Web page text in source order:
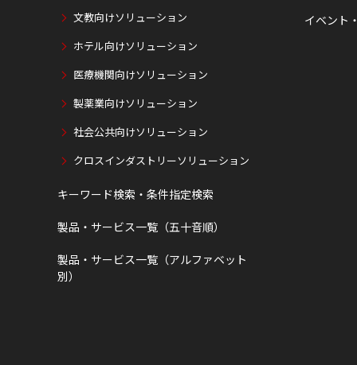
文教向けソリューション
ホテル向けソリューション
医療機関向けソリューション
製薬業向けソリューション
社会公共向けソリューション
クロスインダストリーソリューション
キーワード検索・条件指定検索
製品・サービス一覧（五十音順）
製品・サービス一覧（アルファベット
別）
イベント